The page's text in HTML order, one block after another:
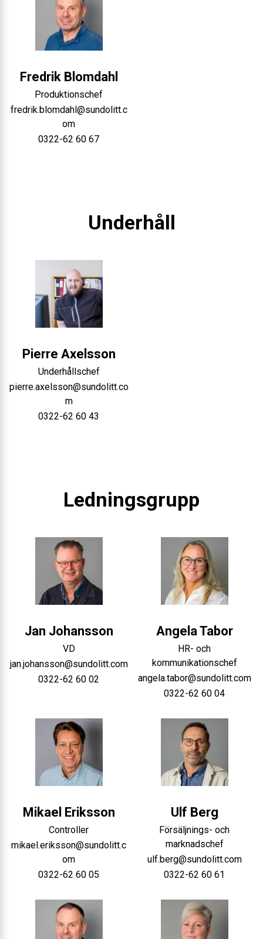
Fredrik Blomdahl
Produktionschef
fredrik.blomdahl@sundolitt.c
om
0322-62 60 67
Underhåll
Pierre Axelsson
Underhållschef
pierre.axelsson@sundolitt.co
m
0322-62 60 43
Ledningsgrupp
Jan Johansson
VD
jan.johansson@sundolitt.com
0322-62 60 02
Angela Tabor
HR- och
kommunikationschef
angela.tabor@sundolitt.com
0322-62 60 04
Mikael Eriksson
Controller
mikael.eriksson@sundolitt.c
om
0322-62 60 05
Ulf Berg
Försäljnings- och
marknadschef
ulf.berg@sundolitt.com
0322-62 60 61